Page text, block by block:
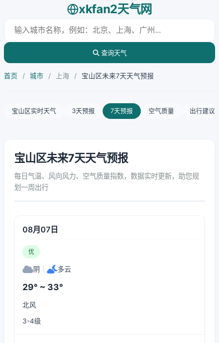
xkfan2天气网
查询天气
首页 / 城市 / 上海 / 宝山区未来7天天气预报
宝山区实时天气 3天预报 7天预报 空气质量 出行建议
宝山区未来7天天气预报
每日气温、风向风力、空气质量指数，数据实时更新，助您规
划一周出行
08月07日
优
阴 多云
29° ~ 33°
北风
3-4级